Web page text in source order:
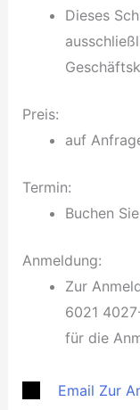
Dieses
Preis:
auf
Termin:
Buchen
Anmeldung:
Zur
6021
für die
Email Zur